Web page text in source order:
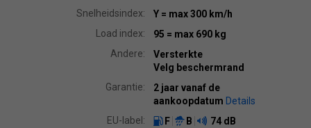
Snelheidsindex:
Y = max 300 km/h
Load index:
95 = max 690 kg
Andere:
Versterkte
Velg beschermrand
Garantie:
2 jaar vanaf de
aankoopdatum Details
EU-label:
F B
74 dB